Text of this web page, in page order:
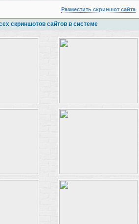
Разместить скриншот сайта
скриншотов сайтов в системе